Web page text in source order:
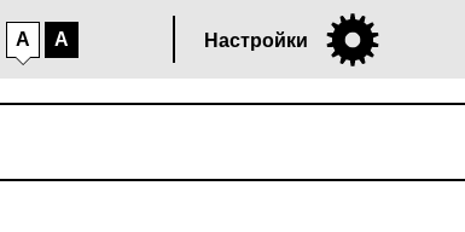
A A Настройки